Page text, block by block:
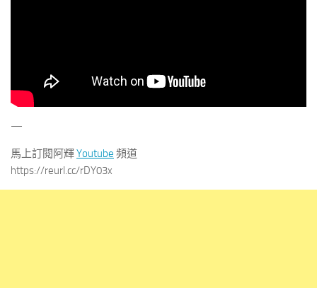
—
馬上訂閱阿輝Youtube 頻道
https://reurl.cc/rDY03x